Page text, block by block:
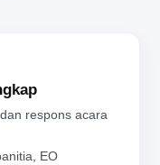
respons acara
EO